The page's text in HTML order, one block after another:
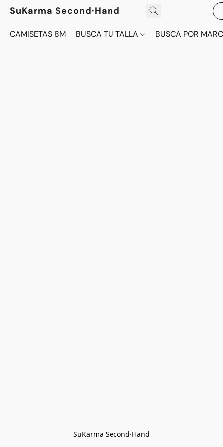
SuKarma Second·Hand
CAMISETAS 8M BUSCA TU TALLA BUSCA POR
SuKarma Second·Hand